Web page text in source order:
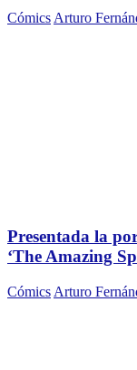
Cómics Arturo
Presentada la
‘The Amazing
Cómics Arturo